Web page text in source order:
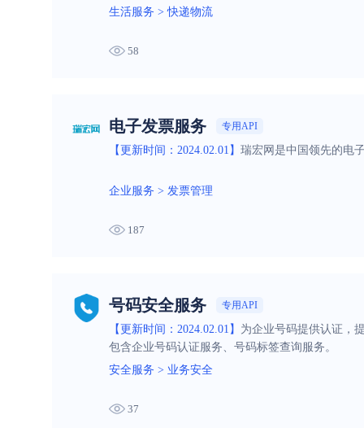
生活服务 >快递物流
58
电子发票服务 专用API
【更新时间：2024.02.01】 瑞宏网是中国领先的电
企业服务 > 发票管理
187
号码安全服务 专用API
【更新时间：2024.02.01】 为企业号码提供认证，
包含企业号码认证服务、号码标签查询服务。
安全服务 > 业务安全
37